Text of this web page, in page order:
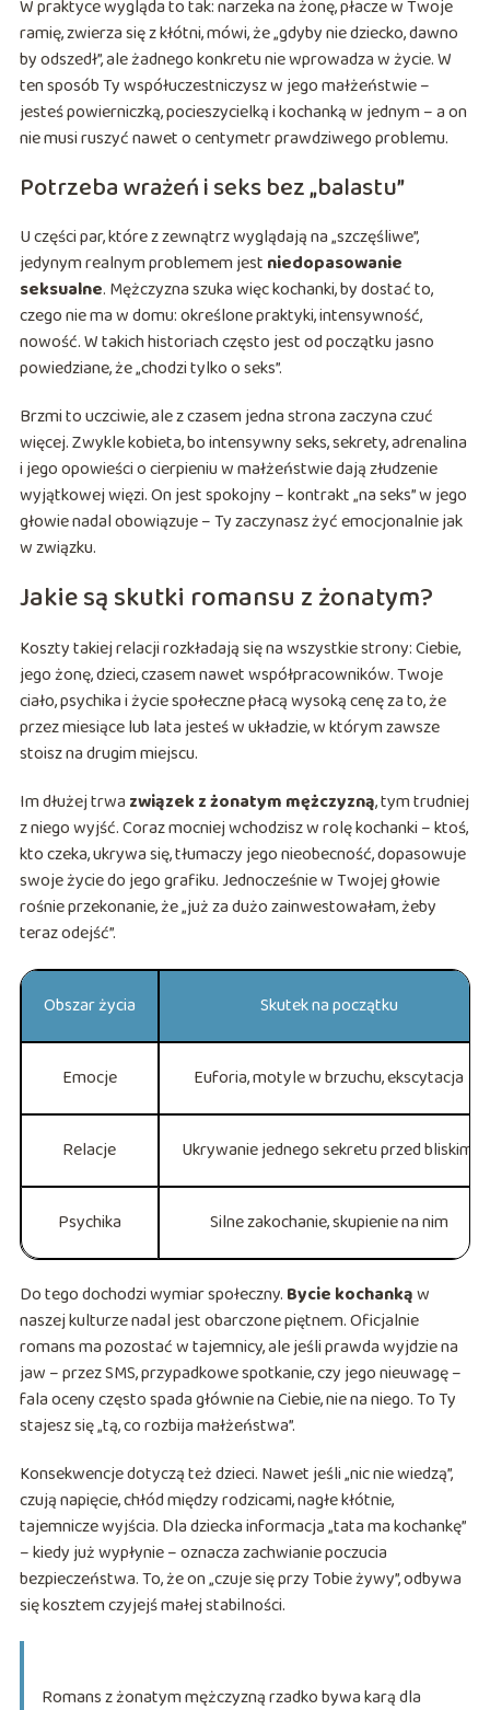
W praktyce wygląda to tak: narzeka na żonę, płacze w Twoje
ramię, zwierza się z kłótni, mówi, że „gdyby nie dziecko, dawno
by odszedł”, ale żadnego konkretu nie wprowadza w życie. W
ten sposób Ty współuczestniczysz w jego małżeństwie –
jesteś powierniczką, pocieszycielką i kochanką w jednym – a on
nie musi ruszyć nawet o centymetr prawdziwego problemu.
Potrzeba wrażeń i seks bez „balastu”
U części par, które z zewnątrz wyglądają na „szczęśliwe”,
jedynym realnym problemem jest niedopasowanie
seksualne. Mężczyzna szuka więc kochanki, by dostać to,
czego nie ma w domu: określone praktyki, intensywność,
nowość. W takich historiach często jest od początku jasno
powiedziane, że „chodzi tylko o seks”.
Brzmi to uczciwie, ale z czasem jedna strona zaczyna czuć
więcej. Zwykle kobieta, bo intensywny seks, sekrety, adrenalina
i jego opowieści o cierpieniu w małżeństwie dają złudzenie
wyjątkowej więzi. On jest spokojny – kontrakt „na seks” w jego
głowie nadal obowiązuje – Ty zaczynasz żyć emocjonalnie jak
w związku.
Jakie są skutki romansu z żonatym?
Koszty takiej relacji rozkładają się na wszystkie strony: Ciebie,
jego żonę, dzieci, czasem nawet współpracowników. Twoje
ciało, psychika i życie społeczne płacą wysoką cenę za to, że
przez miesiące lub lata jesteś w układzie, w którym zawsze
stoisz na drugim miejscu.
Im dłużej trwa związek z żonatym mężczyzną, tym trudniej
z niego wyjść. Coraz mocniej wchodzisz w rolę kochanki – ktoś,
kto czeka, ukrywa się, tłumaczy jego nieobecność, dopasowuje
swoje życie do jego grafiku. Jednocześnie w Twojej głowie
rośnie przekonanie, że „już za dużo zainwestowałam, żeby
teraz odejść”.
Obszar życia Skutek na początku
Emocje Euforia, motyle w brzuchu, ekscytacja
Relacje Ukrywanie jednego sekretu przed bliskimi
Psychika Silne zakochanie, skupienie na nim
Do tego dochodzi wymiar społeczny. Bycie kochankąw
naszej kulturze nadal jest obarczone piętnem. Oficjalnie
romans ma pozostać w tajemnicy, ale jeśli prawda wyjdzie na
jaw – przez SMS, przypadkowe spotkanie, czy jego nieuwagę –
fala oceny często spada głównie na Ciebie, nie na niego. To Ty
stajesz się „tą, co rozbija małżeństwa”.
Konsekwencje dotyczą też dzieci. Nawet jeśli „nic nie wiedzą”,
czują napięcie, chłód między rodzicami, nagłe kłótnie,
tajemnicze wyjścia. Dla dziecka informacja „tata ma kochankę”
– kiedy już wypłynie – oznacza zachwianie poczucia
bezpieczeństwa. To, że on „czuje się przy Tobie żywy”, odbywa
się kosztem czyjejś małej stabilności.
Romans z żonatym mężczyzną rzadko bywa karą dla